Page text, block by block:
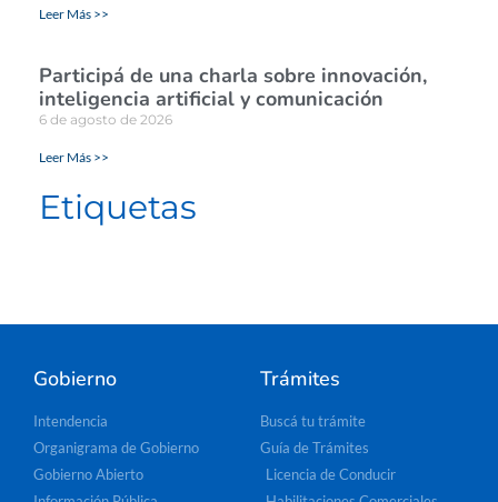
Leer Más >>
Participá de una charla sobre innovación,
inteligencia artificial y comunicación
6 de agosto de 2026
Leer Más >>
Etiquetas
Gobierno
Intendencia
Organigrama de Gobierno
Gobierno Abierto
Trámites
Buscá tu trámite
Guía de Trámites
Licencia de Conducir